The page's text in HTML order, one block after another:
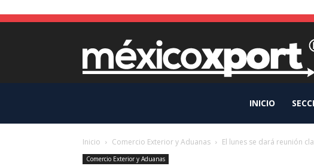
INICIO
Inicio Comercio Exterior y Aduanas El lunes se dará reunión
Comercio Exterior y Aduanas